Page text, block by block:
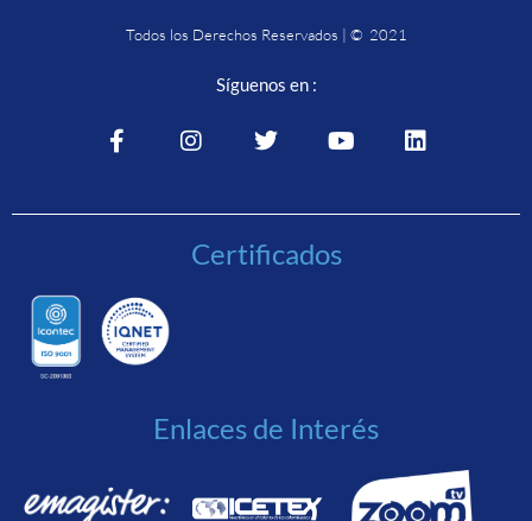
Todos los Derechos Reservados | © 2021
Síguenos en :
Certificados
Enlaces de Interés